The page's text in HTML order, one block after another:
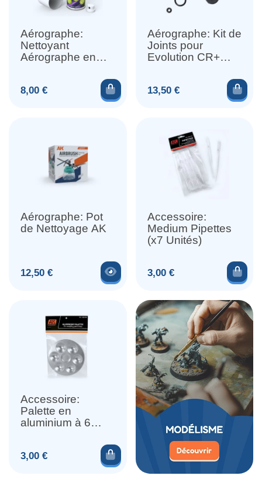
Aérographe:
Nettoyant
Aérographe en
Prix
8,00 € Ajouter au panier
Aérographe: Kit de
Joints pour
Evolution CR+
Prix
13,50 €
Aérographe: Pot
de Nettoyage AK
Prix
12,50 € Voir le produit
Accessoire:
Medium Pipettes
(x7 Unités)
Prix
3,00 €
Accessoire:
Palette en
aluminium à 6
Prix
3,00 € Ajouter au panier